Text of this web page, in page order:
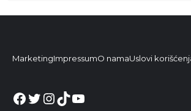
MarketingImpressumO namaUslovi
Facebook
Twitter
Instagram
TikTok
YouTube